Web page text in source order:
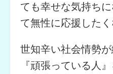
ても幸せな気持ち
て無性に応援したく
世知辛い社会情勢が
『頑張っている人